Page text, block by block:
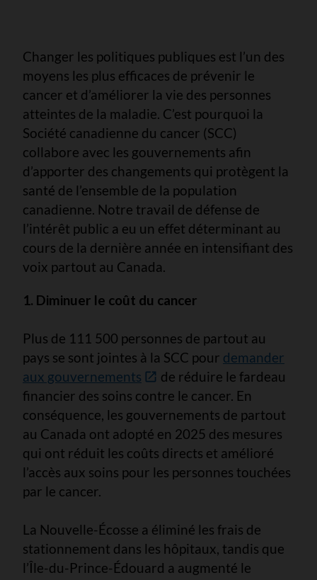
Changer les politiques publiques est l’un des
moyens les plus efficaces de prévenir le
cancer et d’améliorer la vie des personnes
atteintes de la maladie. C’est pourquoi la
Société canadienne du cancer (SCC)
collabore avec les gouvernements afin
d’apporter des changements qui protègent la
santé de l’ensemble de la population
canadienne. Notre travail de défense de
l’intérêt public a eu un effet déterminant au
cours de la dernière année en intensifiant des
voix partout au Canada.
1. Diminuer le coût du cancer
Plus de 111 500 personnes de partout au
pays se sont jointes à la SCC pour demander
aux gouvernements
de réduire le fardeau
financier des soins contre le cancer. En
conséquence, les gouvernements de partout
au Canada ont adopté en 2025 des mesures
qui ont réduit les coûts directs et amélioré
l’accès aux soins pour les personnes touchées
par le cancer.
La Nouvelle-Écosse a éliminé les frais de
stationnement dans les hôpitaux, tandis que
l’Île-du-Prince-Édouard a augmenté le